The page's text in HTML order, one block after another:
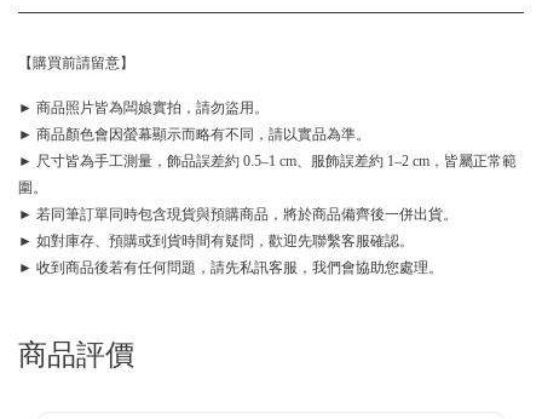
【購買前請留意】
► 商品照片皆為闆娘實拍，請勿盜用。
► 商品顏色會因螢幕顯示而略有不同，請以實品為準。
► 尺寸皆為手工測量，飾品誤差約 0.5–1 cm、服飾誤差約 1–2 cm，皆屬正常範
圍。
► 若同筆訂單同時包含現貨與預購商品，將於商品備齊後一併出貨。
► 如對庫存、預購或到貨時間有疑問，歡迎先聯繫客服確認。
► 收到商品後若有任何問題，請先私訊客服，我們會協助您處理。
商品評價